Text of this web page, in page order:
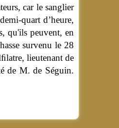
car le sanglier
quart d’heure,
qu'ils peuvent, en
survenu le 28
lieutenant de
de M. de Séguin.